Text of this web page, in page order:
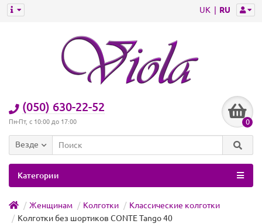
UK RU
(050) 630-22-52
Пн-Пт, с 10:00 до 17:00 0
Везде
Категории
Женщинам Колготки
Классические колготки
Колготки без шортиков CONTE Tango 40